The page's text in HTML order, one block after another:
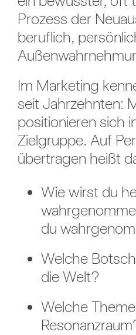
Prozess der
beruflich,
Im Marketing
seit Jahrzehnten:
positionieren sich
Zielgruppe. Auf
übertragen heißt
Wie wirst du
du
Welche
die Welt?
Welche